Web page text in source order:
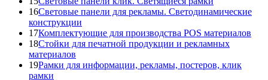
16Световые панели для рекламы. Светодинамические
конструкции
17Комплектующие для производства POS материалов
18Стойки для печатной продукции и рекламных
материалов
19Рамки для информации, рекламы, постеров, клик
рамки